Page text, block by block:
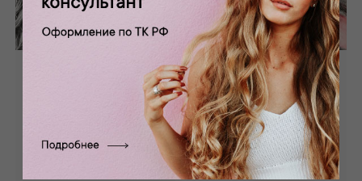
длинноворсовый
М- 036
Искусственный
мех черный
длинноворсовый
М-036/1
Состав: 100% п/э